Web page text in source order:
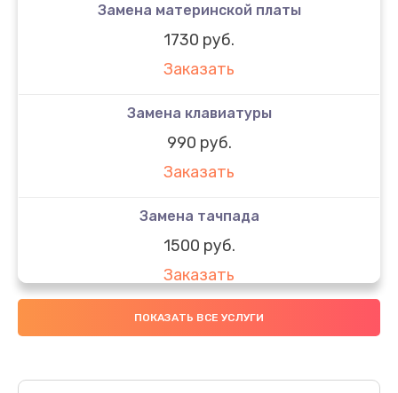
Замена материнской платы
1730 руб.
Заказать
Замена клавиатуры
990 руб.
Заказать
Замена тачпада
1500 руб.
Заказать
Замена южного моста
Заказать
ПОКАЗАТЬ ВСЕ УСЛУГИ